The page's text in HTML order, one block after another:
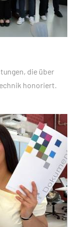
die über
honoriert.